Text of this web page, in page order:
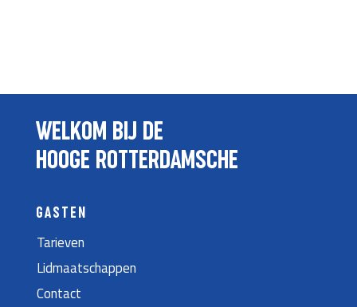
WELKOM BIJ DE
HOOGE ROTTERDAMSCHE
GASTEN
Tarieven
Lidmaatschappen
Contact